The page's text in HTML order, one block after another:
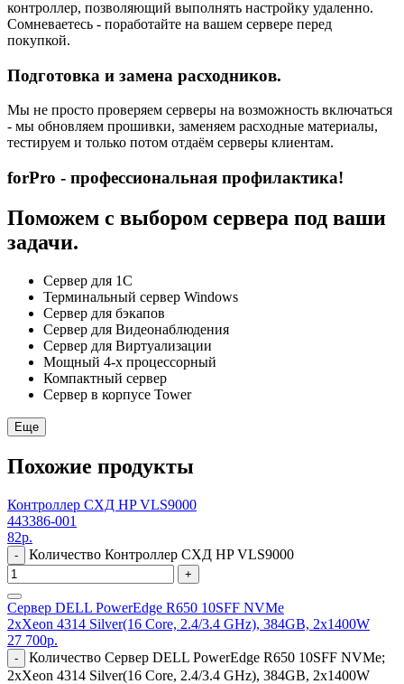
контроллер, позволяющий выполнять настройку удаленно.
Сомневаетесь - поработайте на вашем сервере перед
покупкой.
Подготовка и замена расходников.
Мы не просто проверяем серверы на возможность включаться
- мы обновляем прошивки, заменяем расходные материалы,
тестируем и только потом отдаём серверы клиентам.
forPro - профессиональная профилактика!
Поможем с выбором сервера под ваши
задачи.
Сервер для 1С
Терминальный сервер Windows
Сервер для бэкапов
Сервер для Видеонаблюдения
Сервер для Виртуализации
Мощный 4-х процессорный
Компактный сервер
Сервер в корпусе Tower
Еще
Похожие продукты
Контроллер СХД HP VLS9000
443386-001
82р.
- Количество Контроллер СХД HP VLS9000
+
Сервер DELL PowerEdge R650 10SFF NVMe
2xXeon 4314 Silver(16 Core, 2.4/3.4 GHz), 384GB, 2x1400W
27 700р.
-
Количество Сервер DELL PowerEdge R650 10SFF NVMe;
2xXeon 4314 Silver(16 Core, 2.4/3.4 GHz), 384GB, 2x1400W